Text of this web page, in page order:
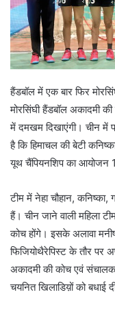
हैंडबॉल में एक बार फिर
मोरसिंघी हैंडबॉल अकादमी
में दमखम दिखाएंगी। चीन में
है कि हिमाचल की बेटी
यूथ चैंपियनशिप का आयोजन
टीम में नेहा चौहान, कनिष्का,
हैं। चीन जाने वाली महिला
कोच होंगे। इसके अलावा
फिजियोथैरेपिस्ट के तौर पर
अकादमी की कोच एवं
चयनित खिलाडिय़ों को बधाई